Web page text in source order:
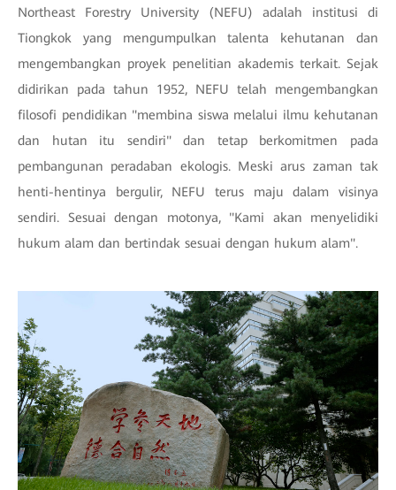
Northeast Forestry University (NEFU) adalah institusi di
Tiongkok yang mengumpulkan talenta kehutanan dan
mengembangkan proyek penelitian akademis terkait. Sejak
didirikan pada tahun 1952, NEFU telah mengembangkan
filosofi pendidikan "membina siswa melalui ilmu kehutanan
dan hutan itu sendiri" dan tetap berkomitmen pada
pembangunan peradaban ekologis. Meski arus zaman tak
henti-hentinya bergulir, NEFU terus maju dalam visinya
sendiri. Sesuai dengan motonya, "Kami akan menyelidiki
hukum alam dan bertindak sesuai dengan hukum alam".